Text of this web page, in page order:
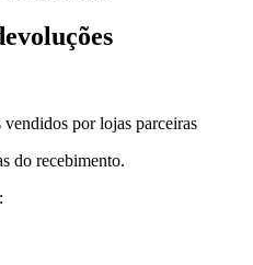
por lojas parceiras
do recebimento.